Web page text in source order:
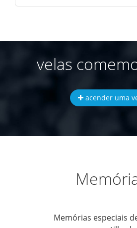
velas
acender uma
Memórias especiais